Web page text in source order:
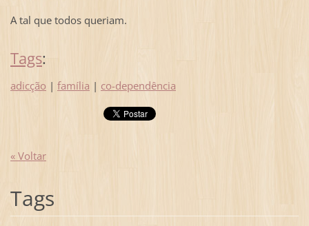
A tal que todos queriam.
Tags:
adicção | família | co-dependência
« Voltar
Tags